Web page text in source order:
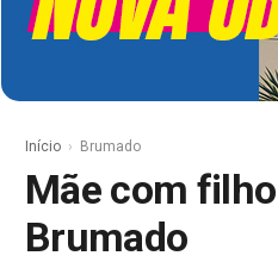
Início Brumado
Mãe com
Brumado